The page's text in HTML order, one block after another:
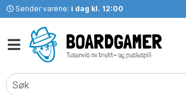
Sender varene: i dag kl. 12:00